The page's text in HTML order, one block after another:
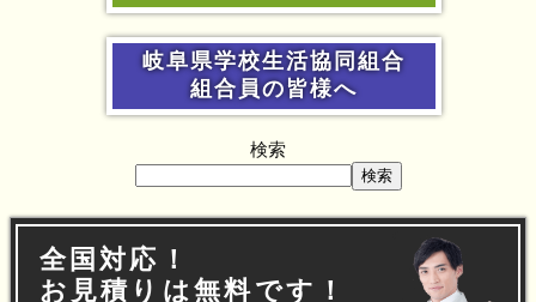
岐阜県学校生活協同組合
組合員の皆様へ
検索
検索
全国対応！
お見積りは無料です！